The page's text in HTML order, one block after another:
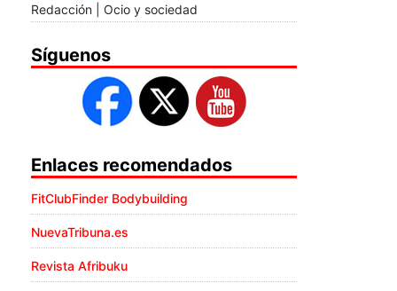
Redacción | Ocio y sociedad
Síguenos
Enlaces recomendados
FitClubFinder Bodybuilding
NuevaTribuna.es
Revista Afribuku